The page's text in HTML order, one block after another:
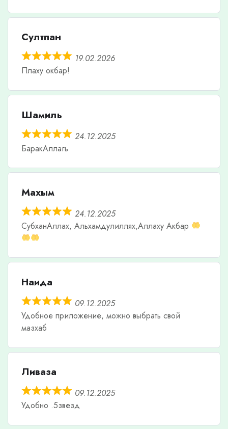
Султпан
19.02.2026
Плаху окбар!
Шамиль
24.12.2025
БаракАллагь
Махым
24.12.2025
СубханАллах, Альхамдулиллях,Аллаху Акбар
Наида
09.12.2025
Удобное приложение, можно выбрать свой
мазхаб
Ливаза
09.12.2025
Удобно .5звезд